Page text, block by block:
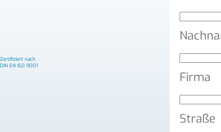
Zertifiziert nach
DIN EN ISO 9001
Firma
Straße